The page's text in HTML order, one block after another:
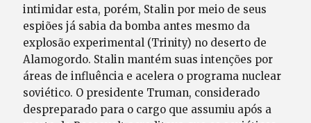
intimidar esta, porém, Stalin por meio de seus
espiões já sabia da bomba antes mesmo da
explosão experimental (Trinity) no deserto de
Alamogordo. Stalin mantém suas intenções por
áreas de influência e acelera o programa nuclear
soviético. O presidente Truman, considerado
despreparado para o cargo que assumiu após a